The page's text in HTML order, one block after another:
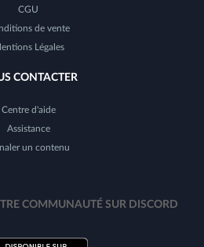
CGU
de vente
Légales
CONTACTER
Centre d'aide
Assistance
un contenu
COMMUNAUTÉ SUR DISCORD